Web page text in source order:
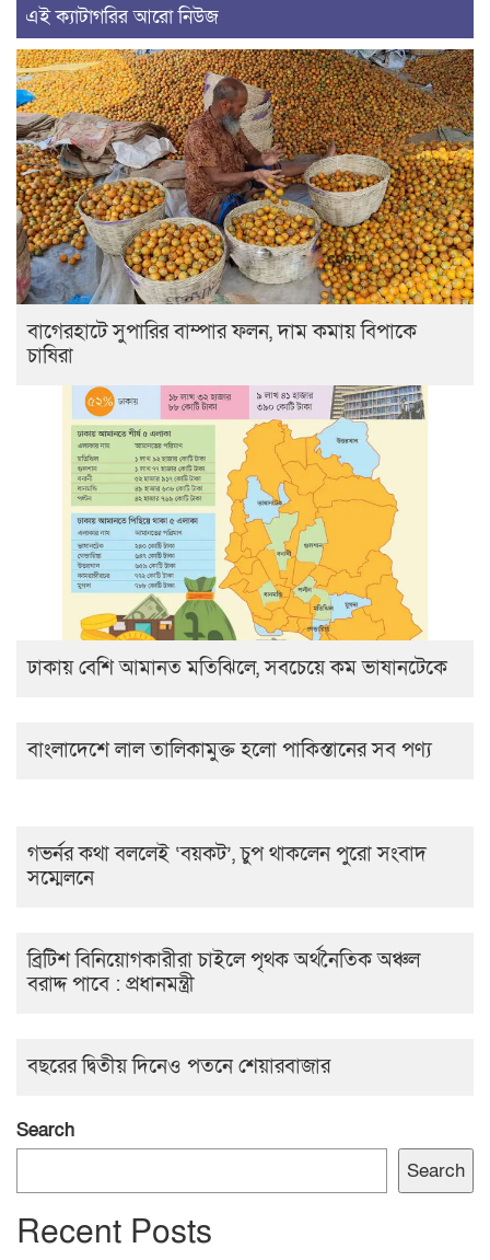
এই ক্যাটাগরির আরো নিউজ
বাগেরহাটে সুপারির বাম্পার ফলন, দাম কমায় বিপাকে
চাষিরা
ঢাকায় বেশি আমানত মতিঝিলে, সবচেয়ে কম ভাষানটেকে
বাংলাদেশে লাল তালিকামুক্ত হলো পাকিস্তানের সব পণ্য
গভর্নর কথা বললেই ‘বয়কট’, চুপ থাকলেন পুরো সংবাদ
সম্মেলনে
ব্রিটিশ বিনিয়োগকারীরা চাইলে পৃথক অর্থনৈতিক অঞ্চল
বরাদ্দ পাবে : প্রধানমন্ত্রী
বছরের দ্বিতীয় দিনেও পতনে শেয়ারবাজার
Search
Search
Recent Posts